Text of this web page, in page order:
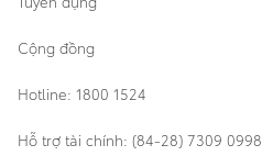
Cộng đồng
Hotline: 1800 1524
Hỗ trợ tài chính: (84-28) 7309 0998